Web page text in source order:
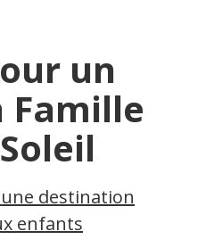
un
Famille
destination
enfants